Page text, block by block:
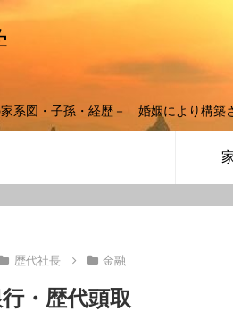
家系図・子孫・経歴－ 婚姻により構築
歴代社長 金融
・歴代頭取